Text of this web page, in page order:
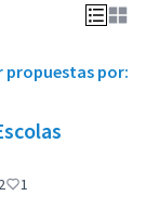
propuestas por:
1